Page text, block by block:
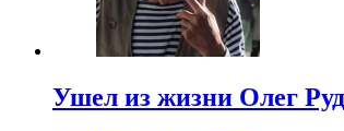
Ушел из жизни Олег